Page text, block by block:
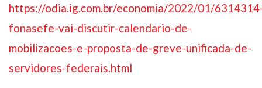
https://odia.ig.com.br/economia/2022/01/
fonasefe-vai-discutir-calendario-de-
mobilizacoes-e-proposta-de-greve-unificada-de-
servidores-federais.html